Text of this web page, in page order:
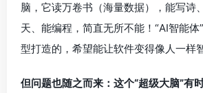
脑，它读万卷书（海量数据），能写诗
天、能编程，简直无所不能！“AI智能体
型打造的，希望能让软件变得像人一样智
但问题也随之而来：这个“超级大脑”有时